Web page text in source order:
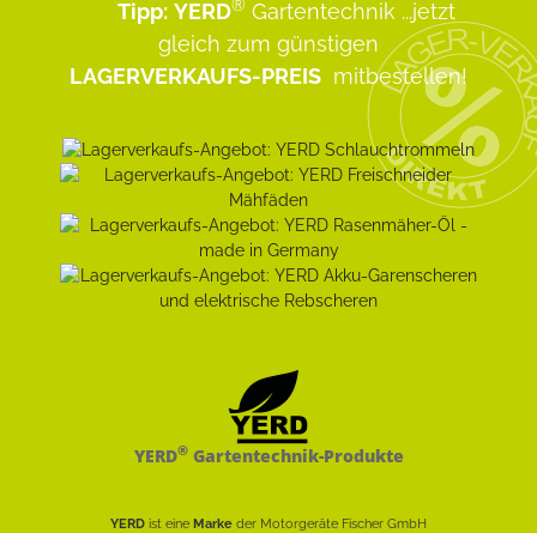
Tipp: YERD® Gartentechnik ...jetzt
gleich zum günstigen
LAGERVERKAUFS-PREIS mitbestellen!
YERD®Gartentechnik-Produkte
YERD ist eine Marke der Motorgeräte Fischer GmbH